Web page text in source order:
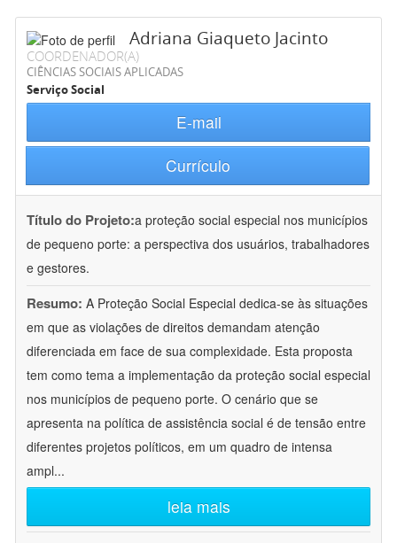
Adriana Giaqueto Jacinto
COORDENADOR(A)
CIÊNCIAS SOCIAIS APLICADAS
Serviço Social
E-mail
Currículo
Título do Projeto:a proteção social especial nos municípios
de pequeno porte: a perspectiva dos usuários, trabalhadores
e gestores.
Resumo: A Proteção Social Especial dedica-se às situações
em que as violações de direitos demandam atenção
diferenciada em face de sua complexidade. Esta proposta
tem como tema a implementação da proteção social especial
nos municípios de pequeno porte. O cenário que se
apresenta na política de assistência social é de tensão entre
diferentes projetos políticos, em um quadro de intensa
ampl...
leia mais